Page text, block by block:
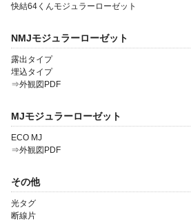
快結64くんモジュラーローゼット
NMJモジュラーローゼット
露出タイプ
埋込タイプ
⇒外観図PDF
MJモジュラーローゼット
ECO MJ
⇒外観図PDF
その他
光タグ
断線片